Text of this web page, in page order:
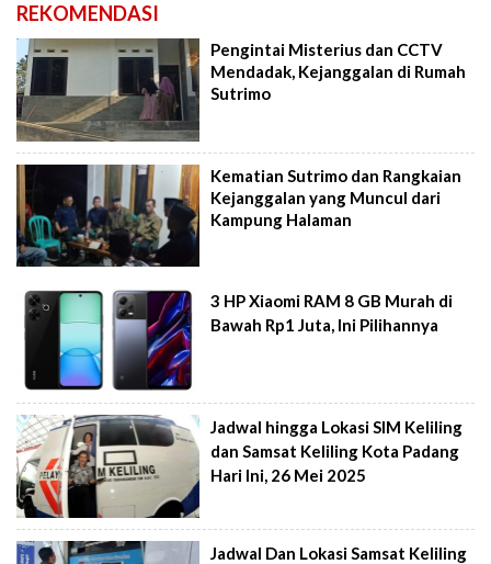
REKOMENDASI
Pengintai Misterius dan CCTV
Mendadak, Kejanggalan di Rumah
Sutrimo
Kematian Sutrimo dan Rangkaian
Kejanggalan yang Muncul dari
Kampung Halaman
3 HP Xiaomi RAM 8 GB Murah di
Bawah Rp1 Juta, Ini Pilihannya
Jadwal hingga Lokasi SIM Keliling
dan Samsat Keliling Kota Padang
Hari Ini, 26 Mei 2025
Jadwal Dan Lokasi Samsat Keliling